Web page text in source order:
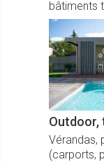
bâtiments
Outdoor,
Vérandas,
(carports,